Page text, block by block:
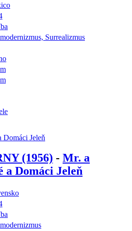
Surrealizmus
(1956) - Mr. a
a Domáci Jeleň